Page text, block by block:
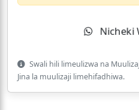
Nicheki
Swali hili limeulizwa na
Jina la muulizaji limehifadhiwa.